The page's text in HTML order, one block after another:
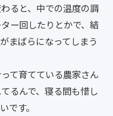
ると、中での温度の調
ー回したりとかで、結
まばらになってしまう
て育てている農家さん
るんで、寝る間も惜し
です。